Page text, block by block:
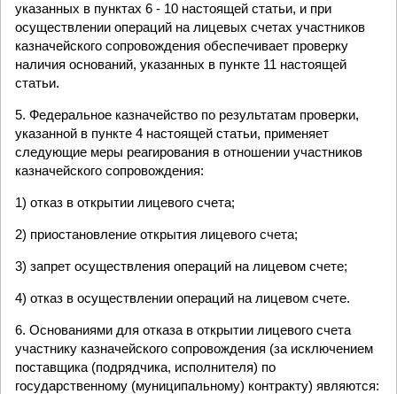
указанных в пунктах 6 - 10 настоящей статьи, и при
осуществлении операций на лицевых счетах участников
казначейского сопровождения обеспечивает проверку
наличия оснований, указанных в пункте 11 настоящей
статьи.
5. Федеральное казначейство по результатам проверки,
указанной в пункте 4 настоящей статьи, применяет
следующие меры реагирования в отношении участников
казначейского сопровождения:
1) отказ в открытии лицевого счета;
2) приостановление открытия лицевого счета;
3) запрет осуществления операций на лицевом счете;
4) отказ в осуществлении операций на лицевом счете.
6. Основаниями для отказа в открытии лицевого счета
участнику казначейского сопровождения (за исключением
поставщика (подрядчика, исполнителя) по
государственному (муниципальному) контракту) являются: